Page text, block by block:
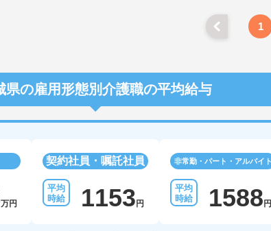
1
県の雇用形態別介護職の平均給与
万円
契約社員・嘱託社員
1153円
非常勤・パート・アルバイト
1588円